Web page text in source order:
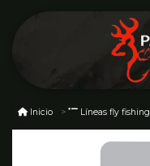
Inicio Líneas fly fishing